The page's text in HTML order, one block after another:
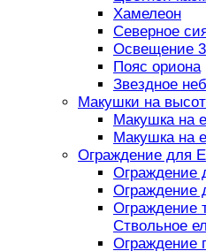
Хамелеон
Северное
Освещение
Пояс ориона
Звездное
Макушки на
Макушка на
Макушка на
Ограждение для
Ограждение
Ограждение
Ограждение
Ствольное
Ограждение